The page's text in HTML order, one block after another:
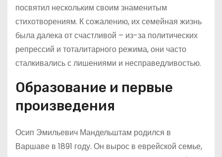
посвятил нескольким своим знаменитым
стихотворениям. К сожалению, их семейная жизнь
была далека от счастливой – из-за политических
репрессий и тоталитарного режима, они часто
сталкивались с лишениями и несправедливостью.
Образование и первые
произведения
Осип Эмильевич Мандельштам родился в
Варшаве в 1891 году. Он вырос в еврейской семье,